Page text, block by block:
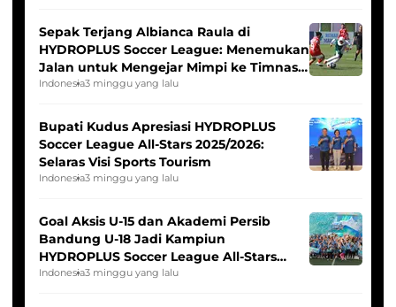
Sepak Terjang Albianca Raula di
HYDROPLUS Soccer League: Menemukan
Jalan untuk Mengejar Mimpi ke Timnas
Indonesia Putri
Indonesia3 minggu yang lalu
Bupati Kudus Apresiasi HYDROPLUS
Soccer League All-Stars 2025/2026:
Selaras Visi Sports Tourism
Indonesia3 minggu yang lalu
Goal Aksis U-15 dan Akademi Persib
Bandung U-18 Jadi Kampiun
HYDROPLUS Soccer League All-Stars
2025/2026
Indonesia3 minggu yang lalu